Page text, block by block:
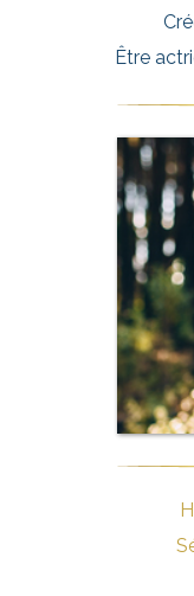
Être